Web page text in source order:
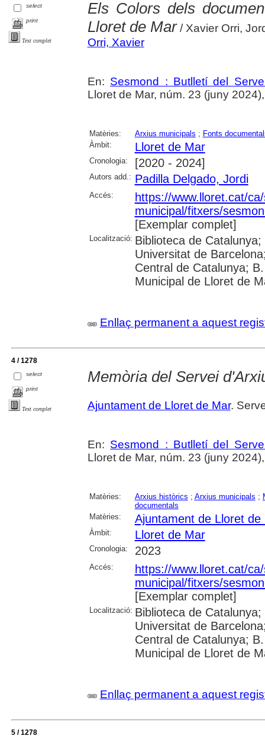
select
print
Text complet
Els Colors dels
Lloret de Mar/ Xavier Orri,
Orri, Xavier
En: Sesmond : Butlletí del
Lloret de Mar, núm. 23 (juny
Matèries: Arxius municipals ; Fonts
Àmbit:
Lloret de Mar
Cronologia: [2020 - 2024]
Autors add.: Padilla Delgado, Jordi
Accés:
https://www.lloret.cat/
municipal/fitxers/
[Exemplar complet]
Localització: Biblioteca de
Universitat de
Central de Catalunya;
Municipal de Lloret de
Enllaç permanent a aquest
4 / 1278
select
print
Text complet
Memòria del Servei
Ajuntament de Lloret de Mar.
En: Sesmond : Butlletí del
Lloret de Mar, núm. 23 (juny
Matèries: Arxius històrics ; Arxius municipals ;
documentals
Matèries:
Ajuntament de Lloret de
Àmbit: Lloret de Mar
Cronologia: 2023
Accés:
https://www.lloret.cat/
municipal/fitxers/
[Exemplar complet]
Localització: Biblioteca de
Universitat de
Central de Catalunya;
Municipal de Lloret de
Enllaç permanent a aquest
5 / 1278